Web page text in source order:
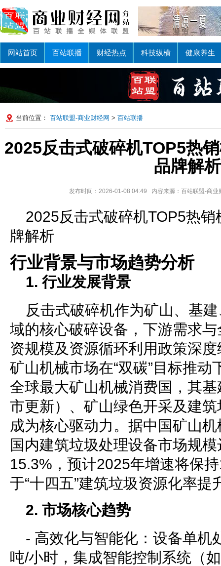
网站首页 百站联播 财经热点 科技纵横 健康养生
当前位置： 百站联盟-商业财经网 > 百站联播
2025反击式破碎机TOP5热
品牌解析
发布时间：2026-01-08 04:49 内容来源：百站联盟-商
2025反击式破碎机TOP5热
牌解析
行业背景与市场趋势分析
1. 行业发展背景
反击式破碎机作为矿山、基
域的核心破碎设备，下游需求
资规模及资源循环利用政策深
矿山机械市场在“双碳”目标推
全球最大矿山机械消费国，其
市更新）、矿山绿色开采及建
成为核心驱动力。据中国矿山
国内建筑垃圾处理设备市场规
15.3%，预计2025年增速将保
于“十四五”建筑垃圾资源化率
2. 市场核心趋势
- 高效化与智能化：设备单机
吨/小时，集成智能控制系统（